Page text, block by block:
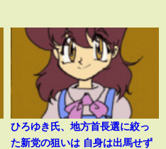
ひろゆき氏、地方首長選に絞っ
た新党の狙いは 自身は出馬せず